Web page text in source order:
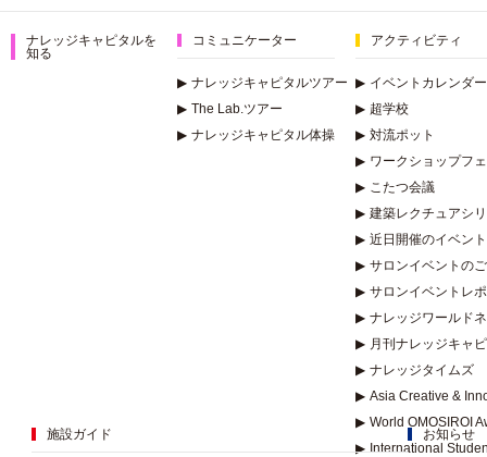
ナレッジキャピタルを
知る
コミュニケーター
▶ ナレッジキャピタルツアー
▶ The Lab.ツアー
▶ ナレッジキャピタル体操
アクティビティ
▶ イベントカレンダー
▶ 超学校
▶ 対流ポット
▶ ワークショップフ
▶ こたつ会議
▶ 建築レクチュアシ
▶ 近日開催のイベント
▶ サロンイベントの
▶ サロンイベントレ
▶ ナレッジワールド
▶ 月刊ナレッジキャ
▶ ナレッジタイムズ
▶ Asia Creative &
▶ World OMOSIROI
▶ International
施設ガイド お知らせ